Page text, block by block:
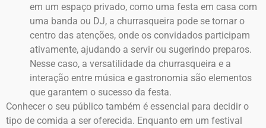
em um espaço privado, como uma festa em casa com
uma banda ou DJ, a churrasqueira pode se tornar o
centro das atenções, onde os convidados participam
ativamente, ajudando a servir ou sugerindo preparos.
Nesse caso, a versatilidade da churrasqueira e a
interação entre música e gastronomia são elementos
que garantem o sucesso da festa.
Conhecer o seu público também é essencial para decidir o
tipo de comida a ser oferecida. Enquanto em um festival